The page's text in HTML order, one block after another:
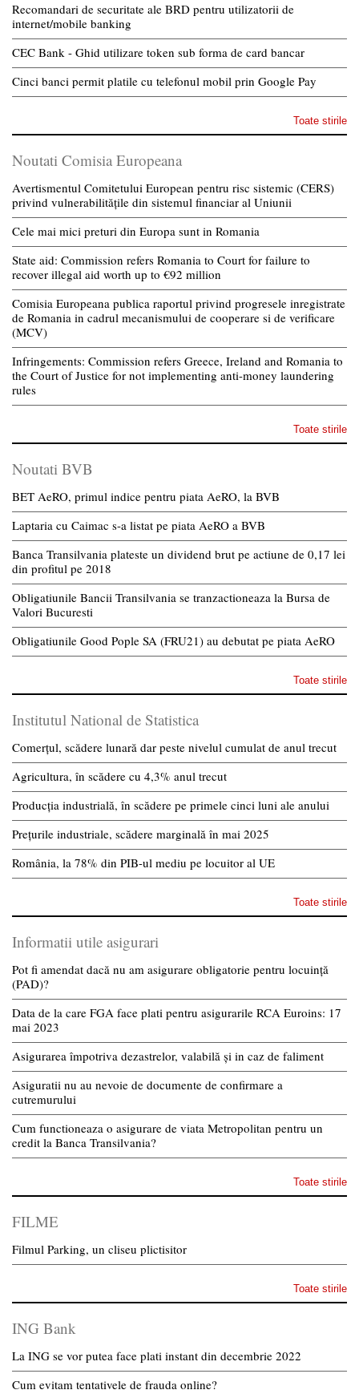
Recomandari de securitate ale BRD pentru utilizatorii de
internet/mobile banking
CEC Bank - Ghid utilizare token sub forma de card bancar
Cinci banci permit platile cu telefonul mobil prin Google Pay
Toate stirile
Noutati Comisia Europeana
Avertismentul Comitetului European pentru risc sistemic (CERS)
privind vulnerabilitățile din sistemul financiar al Uniunii
Cele mai mici preturi din Europa sunt in Romania
State aid: Commission refers Romania to Court for failure to
recover illegal aid worth up to €92 million
Comisia Europeana publica raportul privind progresele inregistrate
de Romania in cadrul mecanismului de cooperare si de verificare
(MCV)
Infringements: Commission refers Greece, Ireland and Romania to
the Court of Justice for not implementing anti-money laundering
rules
Toate stirile
Noutati BVB
BET AeRO, primul indice pentru piata AeRO, la BVB
Laptaria cu Caimac s-a listat pe piata AeRO a BVB
Banca Transilvania plateste un dividend brut pe actiune de 0,17 lei
din profitul pe 2018
Obligatiunile Bancii Transilvania se tranzactioneaza la Bursa de
Valori Bucuresti
Obligatiunile Good Pople SA (FRU21) au debutat pe piata AeRO
Toate stirile
Institutul National de Statistica
Comerțul, scădere lunară dar peste nivelul cumulat de anul trecut
Agricultura, în scădere cu 4,3% anul trecut
Producția industrială, în scădere pe primele cinci luni ale anului
Prețurile industriale, scădere marginală în mai 2025
România, la 78% din PIB-ul mediu pe locuitor al UE
Toate stirile
Informatii utile asigurari
Pot fi amendat dacă nu am asigurare obligatorie pentru locuință
(PAD)?
Data de la care FGA face plati pentru asigurarile RCA Euroins: 17
mai 2023
Asigurarea împotriva dezastrelor, valabilă și in caz de faliment
Asiguratii nu au nevoie de documente de confirmare a
cutremurului
Cum functioneaza o asigurare de viata Metropolitan pentru un
credit la Banca Transilvania?
Toate stirile
FILME
Filmul Parking, un cliseu plictisitor
Toate stirile
ING Bank
La ING se vor putea face plati instant din decembrie 2022
Cum evitam tentativele de frauda online?